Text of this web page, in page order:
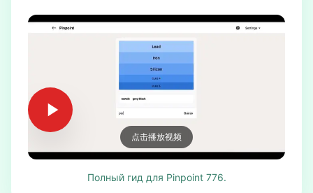
点击播放视频
Полный гид для Pinpoint 776.